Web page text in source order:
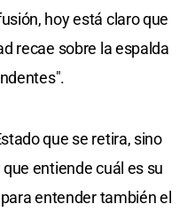
hoy está claro que
recae sobre la espalda
que se retira, sino
entiende cuál es su
entender también el